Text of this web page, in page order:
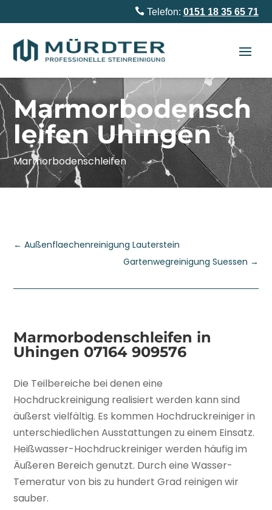
Telefon: 0151 18 35 65 71
Marmorbodensch
leifen Uhingen
Marmorbodenschleifen
←Außenflaechenreinigung Lauterstein
Gartenwegreinigung Suessen →
Marmorbodenschleifen in
Uhingen 07164 909576
Die Teilbereiche bei denen eine
Hochdruckreinigung realisiert werden kann sind
äußerst vielfältig. Es kommen Hochdruckreiniger in
unterschiedlichen Ausstattungen zu einem Einsatz.
Heißwasser-Hochdruckreiniger werden häufig im
Äußeren Bereich genutzt. Durch eine Wasser-
Temeratur von bis zu hundert Grad reinigen wir
sauber.